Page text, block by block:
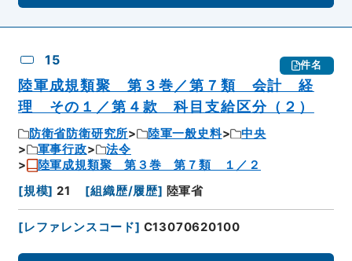
15 件名
陸軍成規類聚 第３巻／第７類 会計 経
理 その１／第４款 科目支給区分（２）
防衛省防衛研究所 陸軍一般史料
中央
軍事行政
法令
陸軍成規類聚 第３巻 第７類 １／２
[規模] 21 [組織歴/履歴] 陸軍省
[レファレンスコード] C13070620100